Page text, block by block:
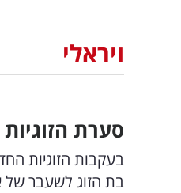
ויראלי
סערת
בעקבות הזוגיות
בת הזוג לשעבר של